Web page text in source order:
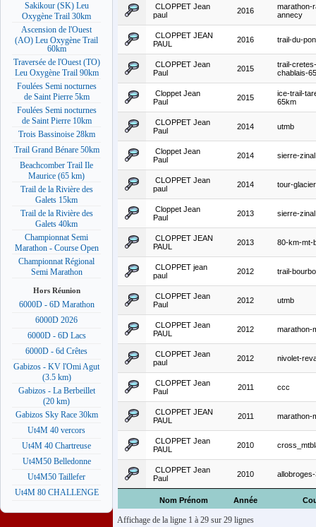
Sakikour (SK) Leu
Oxygène Trail 30km
Ascension de l'Ouest
(AO) Leu Oxygène Trail
60km
Traversée de l'Ouest (TO)
Leu Oxygène Trail 90km
Foulées Semi nocturnes
de Saint Pierre 5km
Foulées Semi nocturnes
de Saint Pierre 10km
Trois Bassinoise 28km
Trail Grand Bénare 50km
Beachcomber Trail Ile
Maurice (65 km)
Trail de la Rivière des
Galets 15km
Trail de la Rivière des
Galets 40km
Championnat Semi
Marathon - Course Open
Championnat Régional
Semi Marathon
Hors Réunion
6000D - 6D Marathon
6000D 2026
6000D - 6D Lacs
6000D - 6d Crêtes
Gabizos - KV l'Omi Agut
(3.5 km)
Gabizos - La Berbeillet
(20 km)
Gabizos Sky Race 30km
Ut4M 40 vercors
Ut4M 40 Chartreuse
Ut4M50 Belledonne
Ut4M50 Taillefer
Ut4M 80 CHALLENGE
Nom Prénom Année
CLOPPET Jean
paul
2016
marathon-
annecy
CLOPPET JEAN
PAUL
2016 trail-du-
CLOPPET Jean
Paul
2015
trail-
chablais-
Cloppet Jean
Paul
2015
ice-trail-
65km
CLOPPET Jean
Paul
2014 utmb
Cloppet Jean
Paul
2014 sierre-zinal
CLOPPET Jean
paul
2014 tour-
Cloppet Jean
Paul
2013 sierre-zinal
CLOPPET JEAN
PAUL
2013 80-km-mt-
CLOPPET jean
paul
2012 trail-
CLOPPET Jean
Paul
2012 utmb
CLOPPET Jean
PAUL
2012 marathon-
CLOPPET Jean
paul
2012 nivolet-
CLOPPET Jean
Paul
2011 ccc
CLOPPET JEAN
PAUL
2011 marathon-
CLOPPET Jean
PAUL
2010
CLOPPET Jean
Paul
2010
Affichage de la ligne 1 à 29 sur 29 lignes